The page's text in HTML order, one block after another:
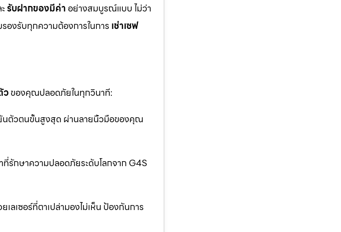
รับฝากของมีค่าอย่างสมบูรณ์แบบ ไม่ว่า
องรับทุกความต้องการในการ เช่าเซฟ
วของคุณปลอดภัยในทุกวินาที:
นตัวตนขั้นสูงสุด ผ่านลายนิ้วมือของคุณ
รักษาความปลอดภัยระดับโลกจาก G4S
เซอร์ที่ตาเปล่ามองไม่เห็น ป้องกันการ